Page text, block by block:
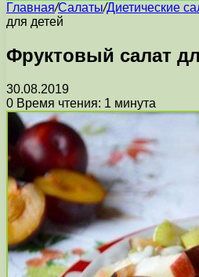
Главная/Салаты/Диетические
для детей
Фруктовый салат
30.08.2019
0 Время чтения: 1 минута